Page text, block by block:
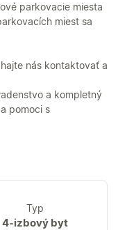
parkovacie miesta
miest sa
nás kontaktovať a
a kompletný
pomoci s
Typ
4-izbový byt